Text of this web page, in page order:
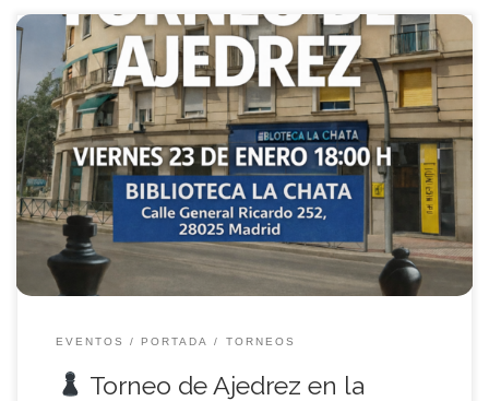
Torneo de ajedrez en la Biblioteca La Chata (Carabanchel) el
viernes 23 de enero de 2026 a las 18:00 h. Evento oficial del 20º
aniversario de la biblioteca. Torneo abierto a todas las edades
con premios, trofeos y lotes de libros. Inscripción abierta.
EVENTOS PORTADA TORNEOS
Torneo de Ajedrez en la